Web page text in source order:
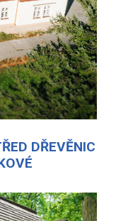
DŘEVĚNIC